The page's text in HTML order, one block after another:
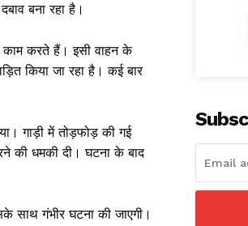
बना रहा है।
काम करते हैं। इसी वाहन के
किया जा रहा है। कई बार
गाड़ी में तोड़फोड़ की गई
की धमकी दी। घटना के बाद
साथ गंभीर घटना की जाएगी।